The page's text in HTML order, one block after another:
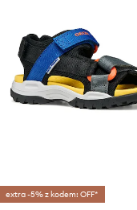
extra -5% z kodem: OFF*